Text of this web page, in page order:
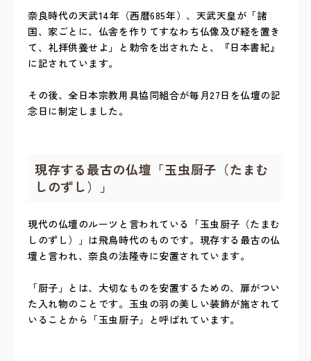
奈良時代の天武14年（西暦685年）、天武天皇が「諸
国、家ごとに、仏舎を作りてすなわち仏像及び経を置き
て、礼拝供養せよ」と勅令を出されたと、『日本書紀』
に記されています。
その後、全日本宗教用具協同組合が毎月27日を仏壇の記
念日に制定しました。
現存する最古の仏壇「玉虫厨子（たまむ
しのずし）」
現代の仏壇のルーツと言われている「玉虫厨子（たまむ
しのずし）」は飛鳥時代のものです。現存する最古の仏
壇と言われ、奈良の法隆寺に安置されています。
「厨子」とは、大切なものを安置するための、扉がつい
た入れ物のことです。玉虫の羽の美しい装飾が施されて
いることから「玉虫厨子」と呼ばれています。